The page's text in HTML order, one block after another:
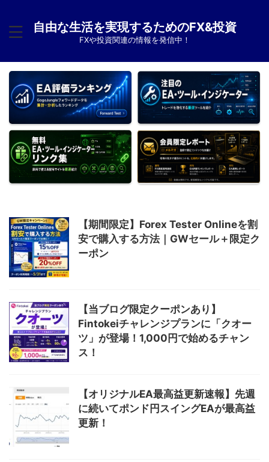
自由な生活を実現するためのFX&投資
FXや投資関連の情報を発信中！
【期間限定】Forex Tester Onlineを割
安で購入する方法｜GWセール＋限定ク
ーポン
【当ブログ限定クーポンあり】
Fintokeiチャレンジプランに「クオー
ツ」が登場！1,000円で始めるチャン
ス！
【オリジナルEA最高益更新速報】先週
に続いてポンド円スイングEAが最高益
更新！